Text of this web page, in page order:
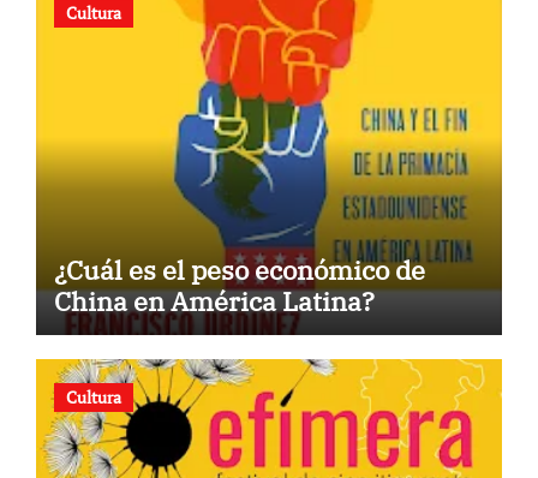
Cultura
¿Cuál es el peso económico de
China en América Latina?
Cultura